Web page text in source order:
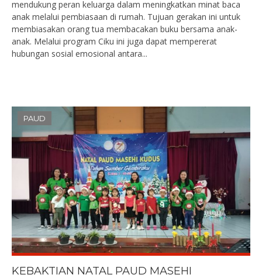
mendukung peran keluarga dalam meningkatkan minat baca
anak melalui pembiasaan di rumah. Tujuan gerakan ini untuk
membiasakan orang tua membacakan buku bersama anak-
anak. Melalui program Ciku ini juga dapat mempererat
hubungan sosial emosional antara...
PAUD
KEBAKTIAN NATAL PAUD MASEHI